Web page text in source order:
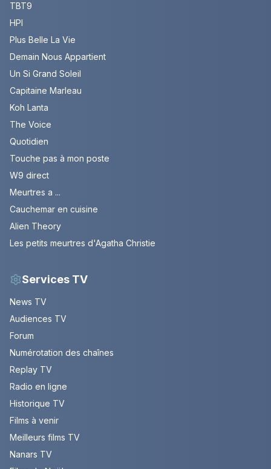
TBT9
HPI
Plus Belle La Vie
Demain Nous Appartient
Un Si Grand Soleil
Capitaine Marleau
Koh Lanta
The Voice
Quotidien
Touche pas à mon poste
W9 direct
Meurtres a ...
Cauchemar en cuisine
Alien Theory
Les petits meurtres d'Agatha Christie
Services TV
News TV
Audiences TV
Forum
Numérotation des chaînes
Replay TV
Radio en ligne
Historique TV
Films à venir
Meilleurs films TV
Nanars TV